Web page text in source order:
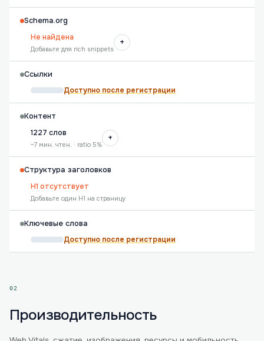
Schema.org
Не найдена
Добавьте для rich snippets
+
Ссылки
Доступно после регистрации
Контент
1227 слов
~7 мин. чтен. · ratio 5%
+
Структура заголовков
H1 отсутствует
Добавьте один H1 на страницу
Ключевые слова
Доступно после регистрации
02
Производительность